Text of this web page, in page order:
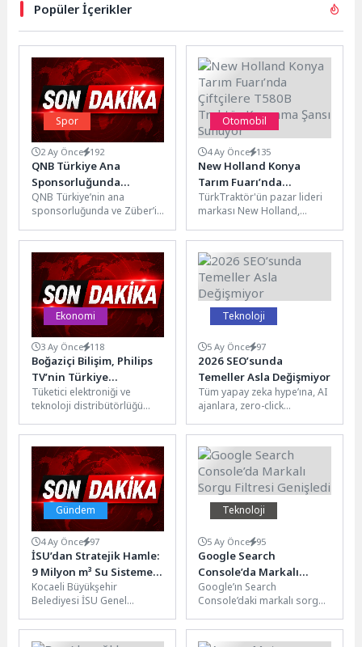
Popüler İçerikler
Spor
2 Ay Önce 192
QNB Türkiye Ana
Sponsorluğunda
Düzenlenen Tennis
Istanbul Open 2026 İş
Dünyasını Kortlarda
QNB Türkiye’nin ana
sponsorluğunda ve Züber’in
düzenlenen Tennis Istanbul
Open 2026, iş dünyasının
önde...
Otomobil
4 Ay Önce 135
New Holland Konya
Tarım Fuarı’nda
Çiftçilere T580B Traktör
Kazanma Şansı Sunuyor
TürkTraktör'ün pazar lideri
markası New Holland,
ekipmanları ve hassas tarım
teknolojilerinden oluşan...
Ekonomi
3 Ay Önce 118
Boğaziçi Bilişim, Philips
TV’nin Türkiye
Yolculuğunda Daha
Güçlü Rol Üstleniyor
Tüketici elektroniği ve
teknoloji distribütörlüğü
Boğaziçi Bilişim ve Dağıtım
A.Ş., TP Vision...
Teknoloji
5 Ay Önce 97
2026 SEO’sunda
Temeller Asla Değişmiyor
Tüm yapay zeka hype’ına, AI
ajanlara, zero-click
Engine Optimization’a
rağmen 2026 yılında...
Gündem
4 Ay Önce 97
İSU’dan Stratejik Hamle:
9 Milyon m³ Su Sisteme
Kazandırılıyor
Kocaeli Büyükşehir
Belediyesi İSU Genel
mücadelede proaktif su
yönetimi vizyonu
Teknoloji
5 Ay Önce 95
Google Search
Console’da Markalı
Sorgu Filtresi Genişledi
Google’ın Search
Console’daki markalı sorgu
siteye açıldı. Yeni filtre, SEO
ekiplerinin...